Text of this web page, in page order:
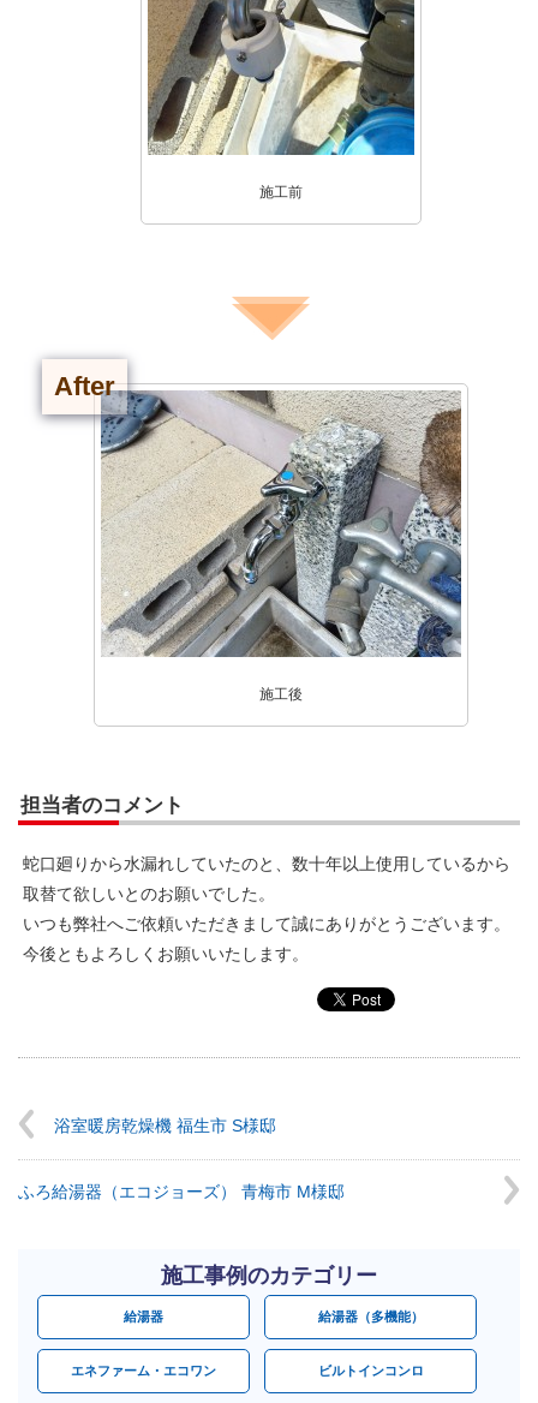
施工前
After
施工後
担当者のコメント
蛇口廻りから水漏れしていたのと、数十年以上使用しているから
取替て欲しいとのお願いでした。
いつも弊社へご依頼いただきまして誠にありがとうございます。
今後ともよろしくお願いいたします。
浴室暖房乾燥機 福生市 S様邸
ふろ給湯器（エコジョーズ） 青梅市 M様邸
施工事例のカテゴリー
給湯器 給湯器（多機能）
エネファーム・エコワン ビルトインコンロ